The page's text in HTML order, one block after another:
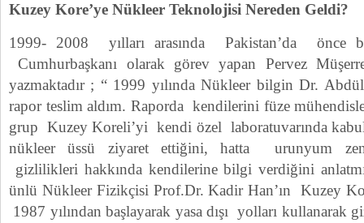
Kuzey Kore’ye Nükleer Teknolojisi Nereden Geldi?
1999- 2008 yılları arasında Pakistan’da önce
Cumhurbaşkanı olarak görev yapan Pervez
yazmaktadır ; “ 1999 yılında Nükleer bilgin Dr.
rapor teslim aldım. Raporda kendilerini füze
grup Kuzey Koreli’yi kendi özel laboratuvarında
nükleer üssü ziyaret ettiğini, hatta urunyum
gizlilikleri hakkında kendilerine bilgi verdiğini
ünlü Nükleer Fizikçisi Prof.Dr. Kadir Han’ın Kuzey
1987 yılından başlayarak yasa dışı yolları kullanarak